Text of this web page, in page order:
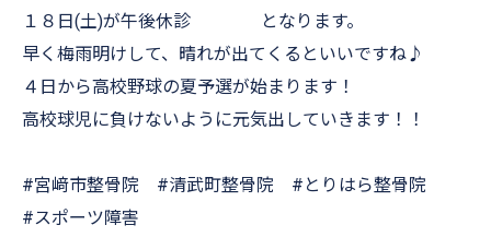
１８日(土)が午後休診 となります。
早く梅雨明けして、晴れが出てくるといいですね♪
４日から高校野球の夏予選が始まります！
高校球児に負けないように元気出していきます！！
#宮﨑市整骨院 #清武町整骨院 #とりはら整骨院
#スポーツ障害